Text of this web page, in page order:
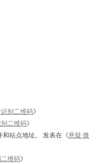
别二维码》
二维码》
站点地址。
发表在《悬疑 微
维码》